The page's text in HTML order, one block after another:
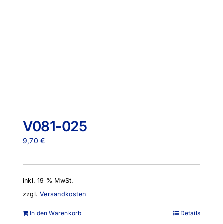
V081-025
9,70€
inkl. 19 % MwSt.
zzgl.Versandkosten
In den Warenkorb Details